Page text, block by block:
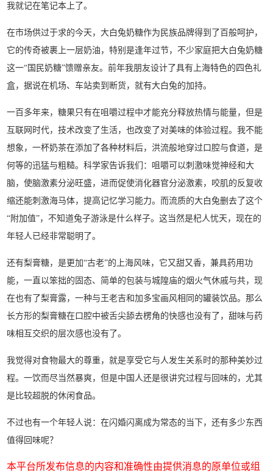
我就记在笔记本上了。
在市场供过于求的今天，大白兔奶糖作为民族品牌得到了百般呵护，
它的传奇被裹上一层奶油，特别是逢年过节，不少家庭把大白兔奶糖
这一“国民奶糖”馈赠亲友。前年我朋友设计了具有上海特色的四色礼
盒，据说在机场、车站卖到断货，就有大白兔的加持。
一百多年来，糖果只有在咀嚼过程中才能充分释放热情与能量，但是
互联网时代，技术改变了生活，也改变了对美味的体验过程。我不能
想象，一杯奶茶在添加了各种材料后，洪流般地穿过口腔与食道，是
何等的迅猛与粗糙。科学家告诉我们：咀嚼可以刺激味觉神经和大
脑，使脑激素分泌旺盛，进而促使消化器官分泌激素，咬肌的反复收
缩还能刺激海马体，提高记忆学习能力。而流质的大白兔删去了这个
“附加值”，不知道兔子游泳是什么样子。这当然是杞人忧天，现在的
年轻人已经非常聪明了。
还有梨膏糖，是更加“古老”的上海风味，它又甜又香，兼具药用功
能，一直以笨拙的固态、简单的包装与城隍庙的烟火气休戚与共，现
在也有了梨膏露，一种与王老吉和加多宝画风相同的罐装饮品。那么
长方形的梨膏糖在口腔中被舌尖舔去楞角的快感也没有了，甜味与药
味相互交织的层次感也没有了。
我觉得对食物最大的尊重，就是享受它与人发生关系时的那种美妙过
程。一饮而尽当然暴爽，但是中国人还是很讲究过程与回味的，尤其
是比较超脱的休闲食品。
不过也有一个年轻人说：在闪婚闪离成为常态的当下，还有多少东西
值得回味呢？
本平台所发布信息的内容和准确性由提供消息的原单位或组